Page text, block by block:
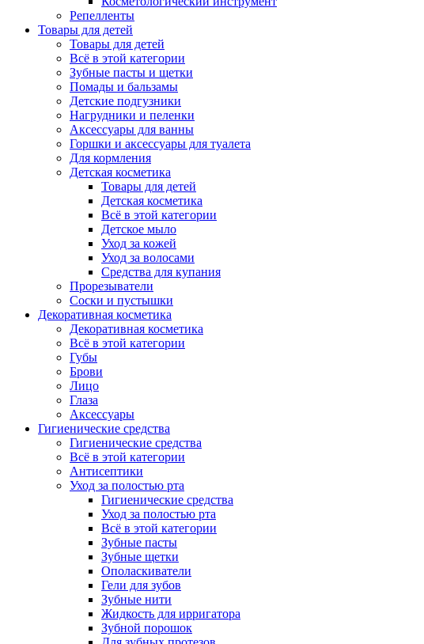
Репелленты
Товары для детей
Товары для детей
Всё в этой категории
Зубные пасты и щетки
Помады и бальзамы
Детские подгузники
Нагрудники и пеленки
Аксессуары для ванны
Горшки и аксессуары для туалета
Для кормления
Детская косметика
Товары для детей
Детская косметика
Всё в этой категории
Детское мыло
Уход за кожей
Уход за волосами
Средства для купания
Прорезыватели
Соски и пустышки
Декоративная косметика
Декоративная косметика
Всё в этой категории
Губы
Брови
Лицо
Глаза
Аксессуары
Гигиенические средства
Гигиенические средства
Всё в этой категории
Антисептики
Уход за полостью рта
Гигиенические средства
Уход за полостью рта
Всё в этой категории
Зубные пасты
Зубные щетки
Ополаскиватели
Гели для зубов
Зубные нити
Жидкость для ирригатора
Зубной порошок